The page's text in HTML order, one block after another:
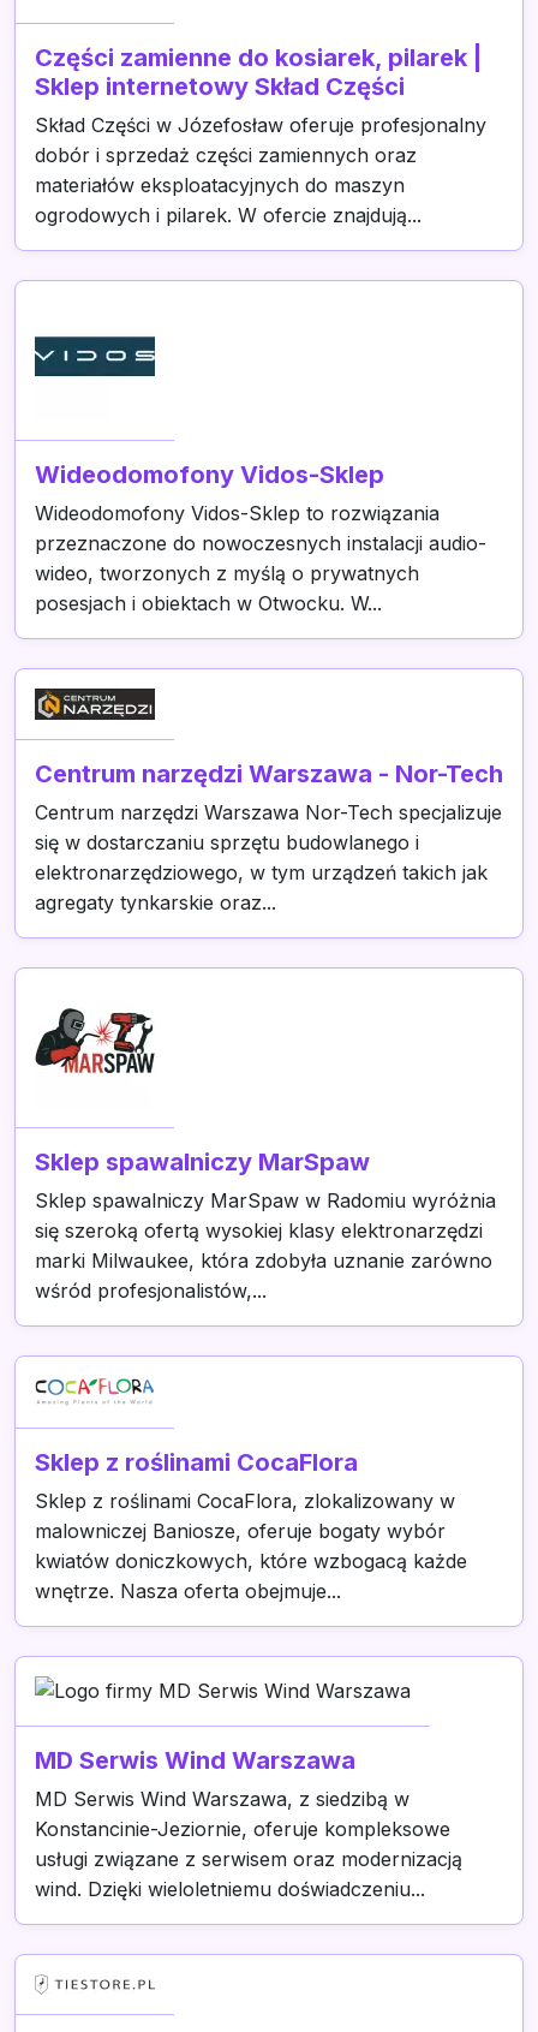
Części zamienne do kosiarek, pilarek |
Sklep internetowy Skład Części
Skład Części w Józefosław oferuje profesjonalny
dobór i sprzedaż części zamiennych oraz
materiałów eksploatacyjnych do maszyn
ogrodowych i pilarek. W ofercie znajdują...
Wideodomofony Vidos-Sklep
Wideodomofony Vidos-Sklep to rozwiązania
przeznaczone do nowoczesnych instalacji audio-
wideo, tworzonych z myślą o prywatnych
posesjach i obiektach w Otwocku. W...
Centrum narzędzi Warszawa - Nor-Tech
Centrum narzędzi Warszawa Nor-Tech specjalizuje
się w dostarczaniu sprzętu budowlanego i
elektronarzędziowego, w tym urządzeń takich jak
agregaty tynkarskie oraz...
Sklep spawalniczy MarSpaw
Sklep spawalniczy MarSpaw w Radomiu wyróżnia
się szeroką ofertą wysokiej klasy elektronarzędzi
marki Milwaukee, która zdobyła uznanie zarówno
wśród profesjonalistów,...
Sklep z roślinami CocaFlora
Sklep z roślinami CocaFlora, zlokalizowany w
malowniczej Baniosze, oferuje bogaty wybór
kwiatów doniczkowych, które wzbogacą każde
wnętrze. Nasza oferta obejmuje...
MD Serwis Wind Warszawa
MD Serwis Wind Warszawa, z siedzibą w
Konstancinie-Jeziornie, oferuje kompleksowe
usługi związane z serwisem oraz modernizacją
wind. Dzięki wieloletniemu doświadczeniu...